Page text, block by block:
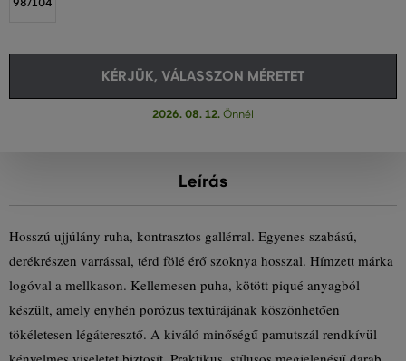
KÉRJÜK, VÁLASSZON MÉRETET
2026. 08. 12. Önnél
Leírás
Hosszú ujjúlány ruha, kontrasztos gallérral. Egyenes szabású,
derékrészen varrással, térd fölé érő szoknya hosszal. Hímzett márka
logóval a mellkason. Kellemesen puha, kötött piqué anyagból
készült, amely enyhén porózus textúrájának köszönhetően
tökéletesen légáteresztő. A kiváló minőségű pamutszál rendkívül